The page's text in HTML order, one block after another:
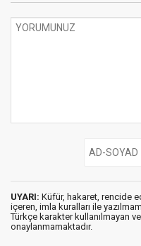
UYARI: Küfür, hakaret, rencide
içeren, imla kuralları ile
Türkçe karakter kullanılmayan
onaylanmamaktadır.